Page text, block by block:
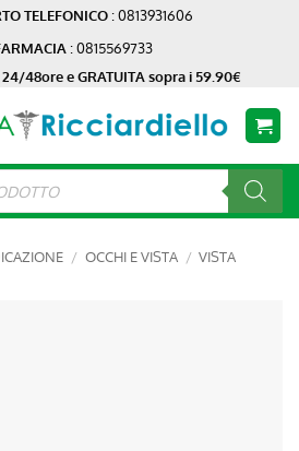
TELEFONICO : 0813931606
: 0815569733
48ore e GRATUITA sopra i 59.90€
/ OCCHI E VISTA / VISTA